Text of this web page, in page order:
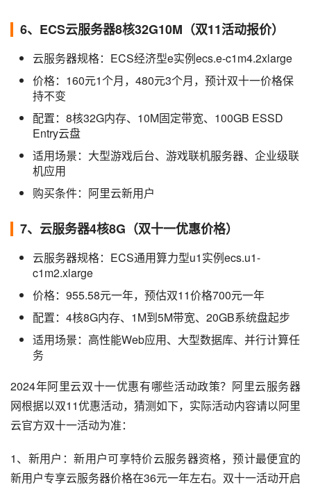
6、ECS云服务器8核32G10M（双11活动报价）
云服务器规格：ECS经济型e实例ecs.e-c1m4.2xlarge
价格：160元1个月，480元3个月，预计双十一价格保
持不变
配置：8核32G内存、10M固定带宽、100GB ESSD
Entry云盘
适用场景：大型游戏后台、游戏联机服务器、企业级联
机应用
购买条件：阿里云新用户
7、云服务器4核8G（双十一优惠价格）
云服务器规格：ECS通用算力型u1实例ecs.u1-
c1m2.xlarge
价格：955.58元一年，预估双11价格700元一年
配置：4核8G内存、1M到5M带宽、20GB系统盘起步
适用场景：高性能Web应用、大型数据库、并行计算任
务
2024年阿里云双十一优惠有哪些活动政策？阿里云服务器
网根据以双11优惠活动，猜测如下，实际活动内容请以阿里
云官方双十一活动为准：
1、新用户：新用户可享特价云服务器资格，预计最便宜的
新用户专享云服务器价格在36元一年左右。双十一活动开启